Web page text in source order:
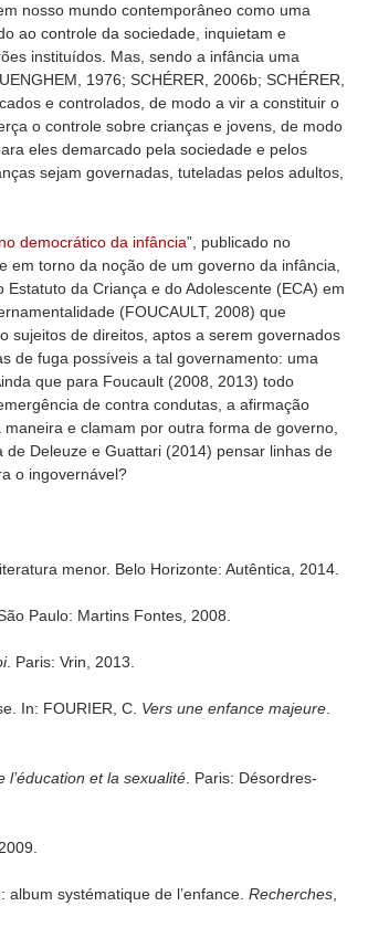
nosso mundo contemporâneo como uma
ao controle da sociedade, inquietam e
instituídos. Mas, sendo a infância uma
1976; SCHÉRER, 2006b; SCHÉRER,
e controlados, de modo a vir a constituir o
o controle sobre crianças e jovens, de modo
eles demarcado pela sociedade e pelos
sejam governadas, tuteladas pelos adultos,
democrático da infância”, publicado no
em torno da noção de um governo da infância,
da Criança e do Adolescente (ECA) em
(FOUCAULT, 2008) que
sujeitos de direitos, aptos a serem governados
de fuga possíveis a tal governamento: uma
que para Foucault (2008, 2013) todo
de contra condutas, a afirmação
e clamam por outra forma de governo,
Deleuze e Guattari (2014) pensar linhas de
o ingovernável?
menor. Belo Horizonte: Autêntica, 2014.
São Paulo: Martins Fontes, 2008.
. Paris: Vrin, 2013.
In: FOURIER, C. Vers une enfance majeure
et la sexualité . Paris: Désordres-
systématique de l’enfance. Recherches